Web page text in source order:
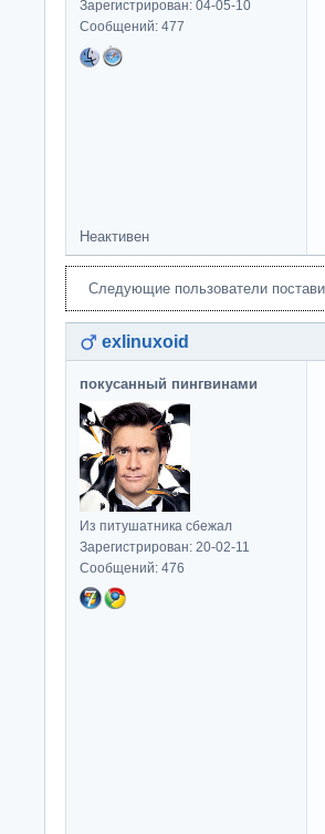
Зарегистрирован: 04-05-10
Сообщений: 477
Неактивен
Следующие пользователи
exlinuxoid
покусанный пингвинами
Из питушатника сбежал
Зарегистрирован: 20-02-11
Сообщений: 476